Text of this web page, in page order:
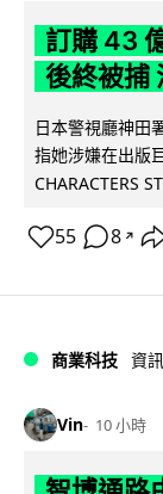
訂購 43
後終被捕
日本警視廳神田
指她涉嫌在出版
CHARACTERS
55 8 ↗
商業科技 資
Vin 10 小時